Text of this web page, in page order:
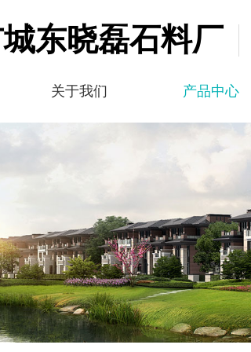
东晓磊石料厂
关于我们 产品中心